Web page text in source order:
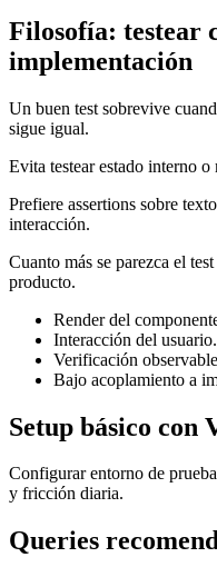
Filosofía: testear
implementación
Un buen test sobrevive
sigue igual.
Evita testear estado interno
Prefiere assertions sobre
interacción.
Cuanto más se parezca el
producto.
Render del
Interacción del usuario.
Verificación
Bajo acoplamiento a
Setup básico con
Configurar entorno de
y fricción diaria.
Queries